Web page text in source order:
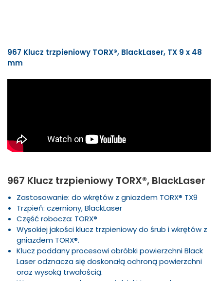
967 Klucz trzpieniowy TORX®, BlackLaser, TX 9 x 48
mm
967 Klucz trzpieniowy TORX®, BlackLaser
Zastosowanie: do wkrętów z gniazdem TORX® TX9
Trzpień: czerniony, BlackLaser
Część robocza: TORX®
Wysokiej jakości klucz trzpieniowy do śrub i wkrętów z
gniazdem TORX®.
Klucz poddany procesowi obróbki powierzchni Black
Laser odznacza się doskonałą ochroną powierzchni
oraz wysoką trwałością.